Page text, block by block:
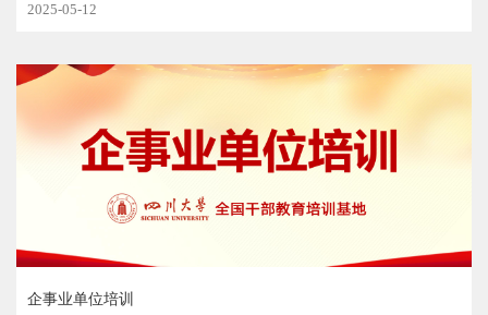
2025-05-12
企事业单位培训